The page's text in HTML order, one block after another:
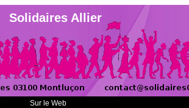
Solidaires Allier
Sur le Web